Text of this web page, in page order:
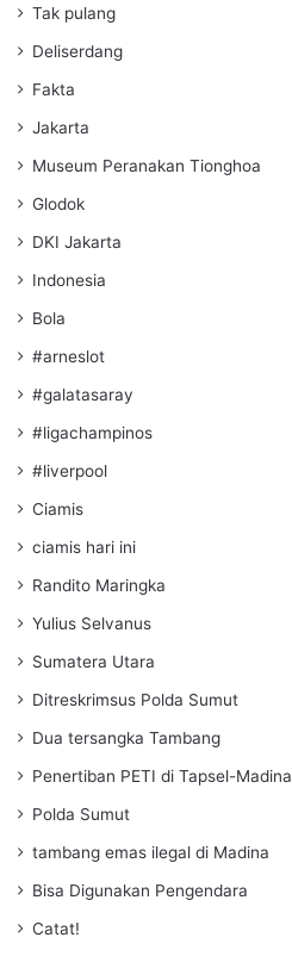
Tak pulang
Deliserdang
Fakta
Jakarta
Museum Peranakan Tionghoa
Glodok
DKI Jakarta
Indonesia
Bola
#arneslot
#galatasaray
#ligachampinos
#liverpool
Ciamis
ciamis hari ini
Randito Maringka
Yulius Selvanus
Sumatera Utara
Ditreskrimsus Polda Sumut
Dua tersangka Tambang
Penertiban PETI di Tapsel-Madina
Polda Sumut
tambang emas ilegal di Madina
Bisa Digunakan Pengendara
Catat!